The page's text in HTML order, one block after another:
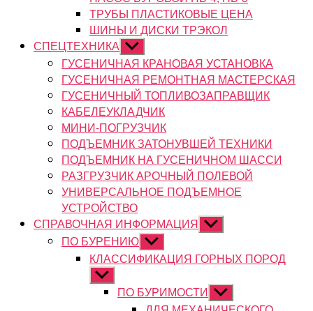
ТРУБЫ ПЛАСТИКОВЫЕ ЦЕНА
ШИНЫ И ДИСКИ ТРЭКОЛ
СПЕЦТЕХНИКА Показывать
подменю
ГУСЕНИЧНАЯ КРАНОВАЯ УСТАНОВКА
ГУСЕНИЧНАЯ РЕМОНТНАЯ МАСТЕРСКАЯ
ГУСЕНИЧНЫЙ ТОПЛИВОЗАПРАВЩИК
КАБЕЛЕУКЛАДЧИК
МИНИ-ПОГРУЗЧИК
ПОДЪЕМНИК ЗАТОНУВШЕЙ ТЕХНИКИ
ПОДЪЕМНИК НА ГУСЕНИЧНОМ ШАССИ
РАЗГРУЗЧИК АРОЧНЫЙ ПОЛЕВОЙ
УНИВЕРСАЛЬНОЕ ПОДЪЕМНОЕ
УСТРОЙСТВО
СПРАВОЧНАЯ ИНФОРМАЦИЯ Показывать
подменю
ПО БУРЕНИЮ Показывать
подменю
КЛАССИФИКАЦИЯ ГОРНЫХ ПОРОД
Показывать
подменюПО БУРИМОСТИ Показывать
подменю